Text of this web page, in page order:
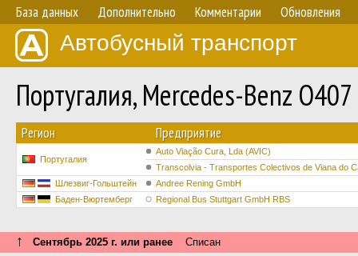
База данных Дополнительно Комментарии Обновления
Автобусный транспорт
Португалия, Mercedes-Benz
Регион Предприятие
Португалия
Auto Viação Cura, Lda (AVIC)
Transcolvia - Transportes Colectivos de Viana do
Шлезвиг-Гольштейн
Andree Rening GmbH
Баден-Вюртемберг
Regional Bus Stuttgart GmbH RBS
↑ Сентябрь 2025 г. или ранее Списан